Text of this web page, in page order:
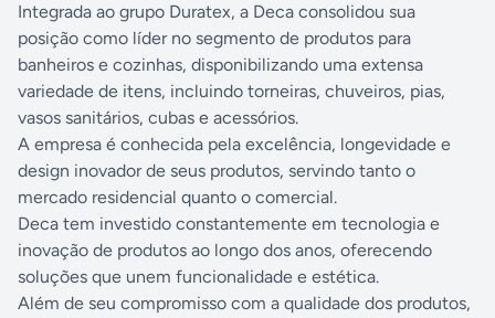
Integrada ao grupo Duratex, a Deca consolidou sua
posição como líder no segmento de produtos para
banheiros e cozinhas, disponibilizando uma extensa
variedade de itens, incluindo torneiras, chuveiros, pias,
vasos sanitários, cubas e acessórios.
A empresa é conhecida pela excelência, longevidade e
design inovador de seus produtos, servindo tanto o
mercado residencial quanto o comercial.
Deca tem investido constantemente em tecnologia e
inovação de produtos ao longo dos anos, oferecendo
soluções que unem funcionalidade e estética.
Além de seu compromisso com a qualidade dos produtos,